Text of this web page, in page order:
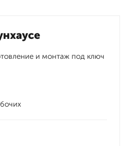
и монтаж под ключ